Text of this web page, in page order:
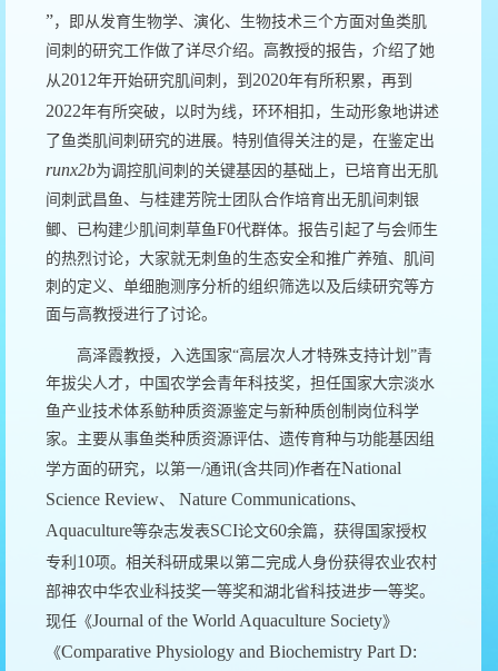
”，即从发育生物学、演化、生物技术三个方面对鱼类肌
间刺的研究工作做了详尽介绍。高教授的报告，介绍了她
从 2012年开始研究肌间刺，到 2020年有所积累，再到
2022年有所突破，以时为线，环环相扣，生动形象地讲述
了鱼类肌间刺研究的进展。特别值得关注的是，在鉴定出
runx2b为调控肌间刺的关键基因的基础上，已培育出无肌
间刺武昌鱼、与桂建芳院士团队合作培育出无肌间刺银
鲫、已构建少肌间刺草鱼F0代群体。报告引起了与会师生
的热烈讨论，大家就无刺鱼的生态安全和推广养殖、肌间
刺的定义、单细胞测序分析的组织筛选以及后续研究等方
面与高教授进行了讨论。
高泽霞教授，入选国家“高层次人才特殊支持计划”青
年拔尖人才，中国农学会青年科技奖，担任国家大宗淡水
鱼产业技术体系鲂种质资源鉴定与新种质创制岗位科学
家。主要从事鱼类种质资源评估、遗传育种与功能基因组
学方面的研究，以第一/通讯(含共同 )作者在National
Science Review、 Nature Communications、
Aquaculture等杂志发表SCI论文60余篇，获得国家授权
专利 10项。相关科研成果以第二完成人身份获得农业农村
部神农中华农业科技奖一等奖和湖北省科技进步一等奖。
现任《Journal of the World Aquaculture Society》
《Comparative Physiology and Biochemistry Part D: